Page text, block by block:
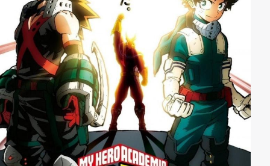
Tieflandes, der es sich zur Aufgabe gemacht hat, dem
verlorenen Königreich mit der Hilfe von Morbitesse
wieder zu Ruhm und Glanz zu verhelfen.